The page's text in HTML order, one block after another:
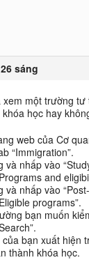
sáng
một trường tư
học hay
web của Cơ
“Immigration”.
và nhấp vào
and
và nhấp vào
programs”.
bạn muốn
bạn xuất hiện
thành khóa học.